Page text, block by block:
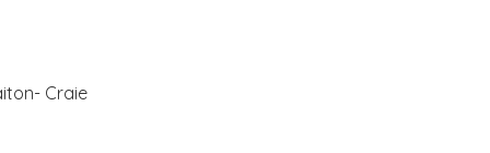
Craie